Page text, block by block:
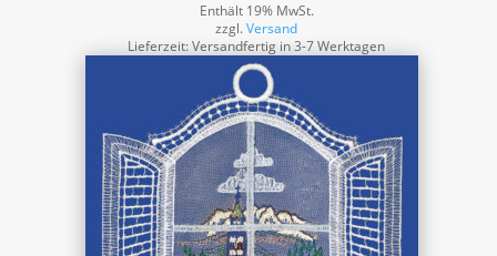
Enthält 19% MwSt.
zzgl.Versand
Lieferzeit: Versandfertig in 3-7 Werktagen